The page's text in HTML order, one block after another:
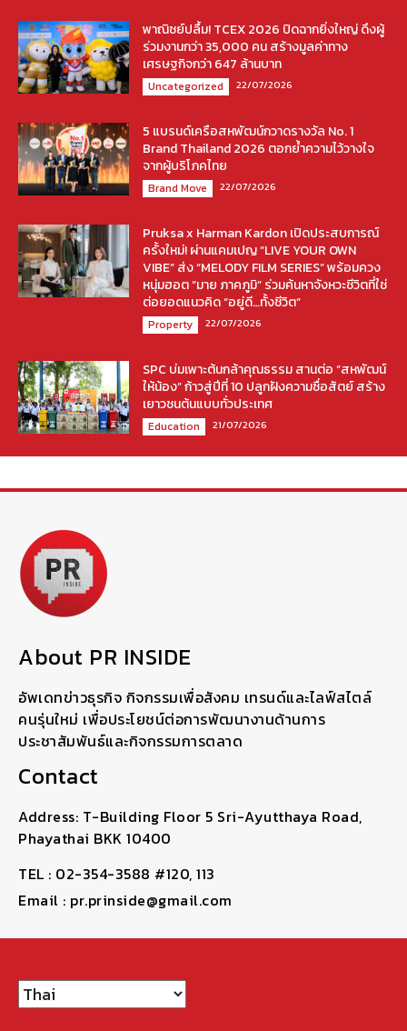
พาณิชย์ปลื้ม! TCEX 2026 ปิดฉากยิ่งใหญ่ ดึงผู้
ร่วมงานกว่า 35,000 คน สร้างมูลค่าทาง
เศรษฐกิจกว่า 647 ล้านบาท
Uncategorized 22/07/2026
5 แบรนด์เครือสหพัฒน์กวาดรางวัล No. 1
Brand Thailand 2026 ตอกย้ำความไว้วางใจ
จากผู้บริโภคไทย
Brand Move 22/07/2026
Pruksa x Harman Kardon เปิดประสบการณ์
ครั้งใหม่! ผ่านแคมเปญ “LIVE YOUR OWN
VIBE” ส่ง “MELODY FILM SERIES” พร้อมควง
หนุ่มฮอต “มาย ภาคภูมิ” ร่วมค้นหาจังหวะชีวิตที่ใช่
ต่อยอดแนวคิด “อยู่ดี…ทั้งชีวิต”
Property 22/07/2026
SPC บ่มเพาะต้นกล้าคุณธรรม สานต่อ “สหพัฒน์
ให้น้อง” ก้าวสู่ปีที่ 10 ปลูกฝังความซื่อสัตย์ สร้าง
เยาวชนต้นแบบทั่วประเทศ
Education 21/07/2026
About PR INSIDE
อัพเดทข่าวธุรกิจ กิจกรรมเพื่อสังคม เทรนด์และไลฟ์สไตล์
คนรุ่นใหม่ เพื่อประโยชน์ต่อการพัฒนางานด้านการ
ประชาสัมพันธ์และกิจกรรมการตลาด
Contact
Address: T-Building Floor 5 Sri-Ayutthaya Road,
Phayathai BKK 10400
TEL : 02-354-3588 #120, 113
Email : pr.prinside@gmail.com